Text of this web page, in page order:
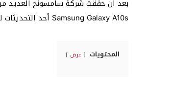
Samsung Galaxy A10s أحد التحديثات لنفس السيريس.
المحتويات عرض